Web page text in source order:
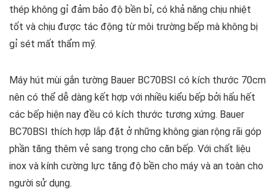
thép không gỉ đảm bảo độ bền bỉ, có khả năng chịu nhiệt
tốt và chịu được tác động từ môi trường bếp mà không bị
gỉ sét mất thẩm mỹ.
Máy hút mùi gắn tường Bauer BC70BSI có kích thước 70cm
nên có thể dễ dàng kết hợp với nhiều kiểu bếp bởi hấu hết
các bếp hiện nay đều có kích thước tương xứng. Bauer
BC70BSI thích hợp lắp đặt ở những không gian rộng rãi góp
phần tăng thêm vẻ sang trọng cho căn bếp. Với chất liệu
inox và kính cường lực tăng độ bền cho máy và an toàn cho
người sử dụng.